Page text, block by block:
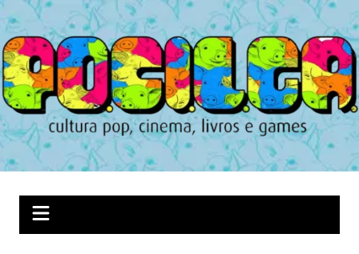
Ir
para
o
conteúdo